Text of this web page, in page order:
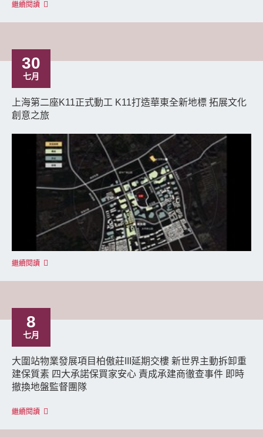
繼續閱讀
30
七月
上海第二座K11正式動工 K11打造華東全新地標 拓展文化
創意之旅
繼續閱讀
8
七月
大圍站物業發展項目柏傲莊III延期交樓 新世界主動拆卸重
建保質素 四大承諾保買家安心 責成承建商徹查事件 即時
撤換地盤監督團隊
繼續閱讀